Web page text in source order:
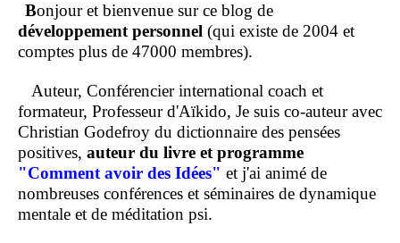
Bonjour et bienvenue sur ce blog de
développement personnel (qui existe de 2004 et
comptes plus de 47000 membres).
Auteur, Conférencier international coach et
formateur, Professeur d'Aïkido, Je suis co-auteur avec
Christian Godefroy du dictionnaire des pensées
positives, auteur du livre et programme
"Comment avoir des Idées" et j'ai animé de
nombreuses conférences et séminaires de dynamique
mentale et de méditation psi.